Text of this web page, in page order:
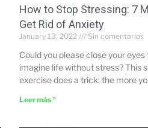
How to Stop Stressing: 7
Get Rid of Anxiety
January 13, 2022 Sin comentarios
Could you please close your
imagine life without stress? This
exercise does a trick: the more
Leer más "